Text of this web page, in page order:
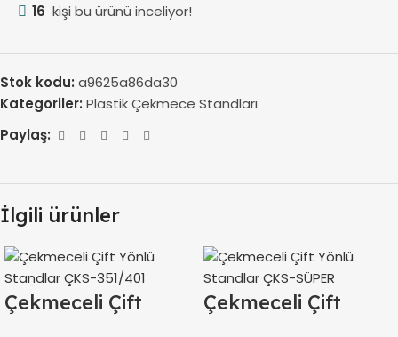
16 kişi bu ürünü inceliyor!
Stok kodu: a9625a86da30
Kategoriler: Plastik Çekmece Standları
Paylaş:
İlgili ürünler
Çekmeceli Çift
Çekmeceli Çift